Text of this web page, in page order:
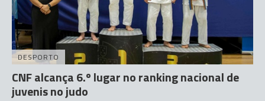
DESPORTO
CNF alcança 6.º lugar no ranking nacional de
juvenis no judo